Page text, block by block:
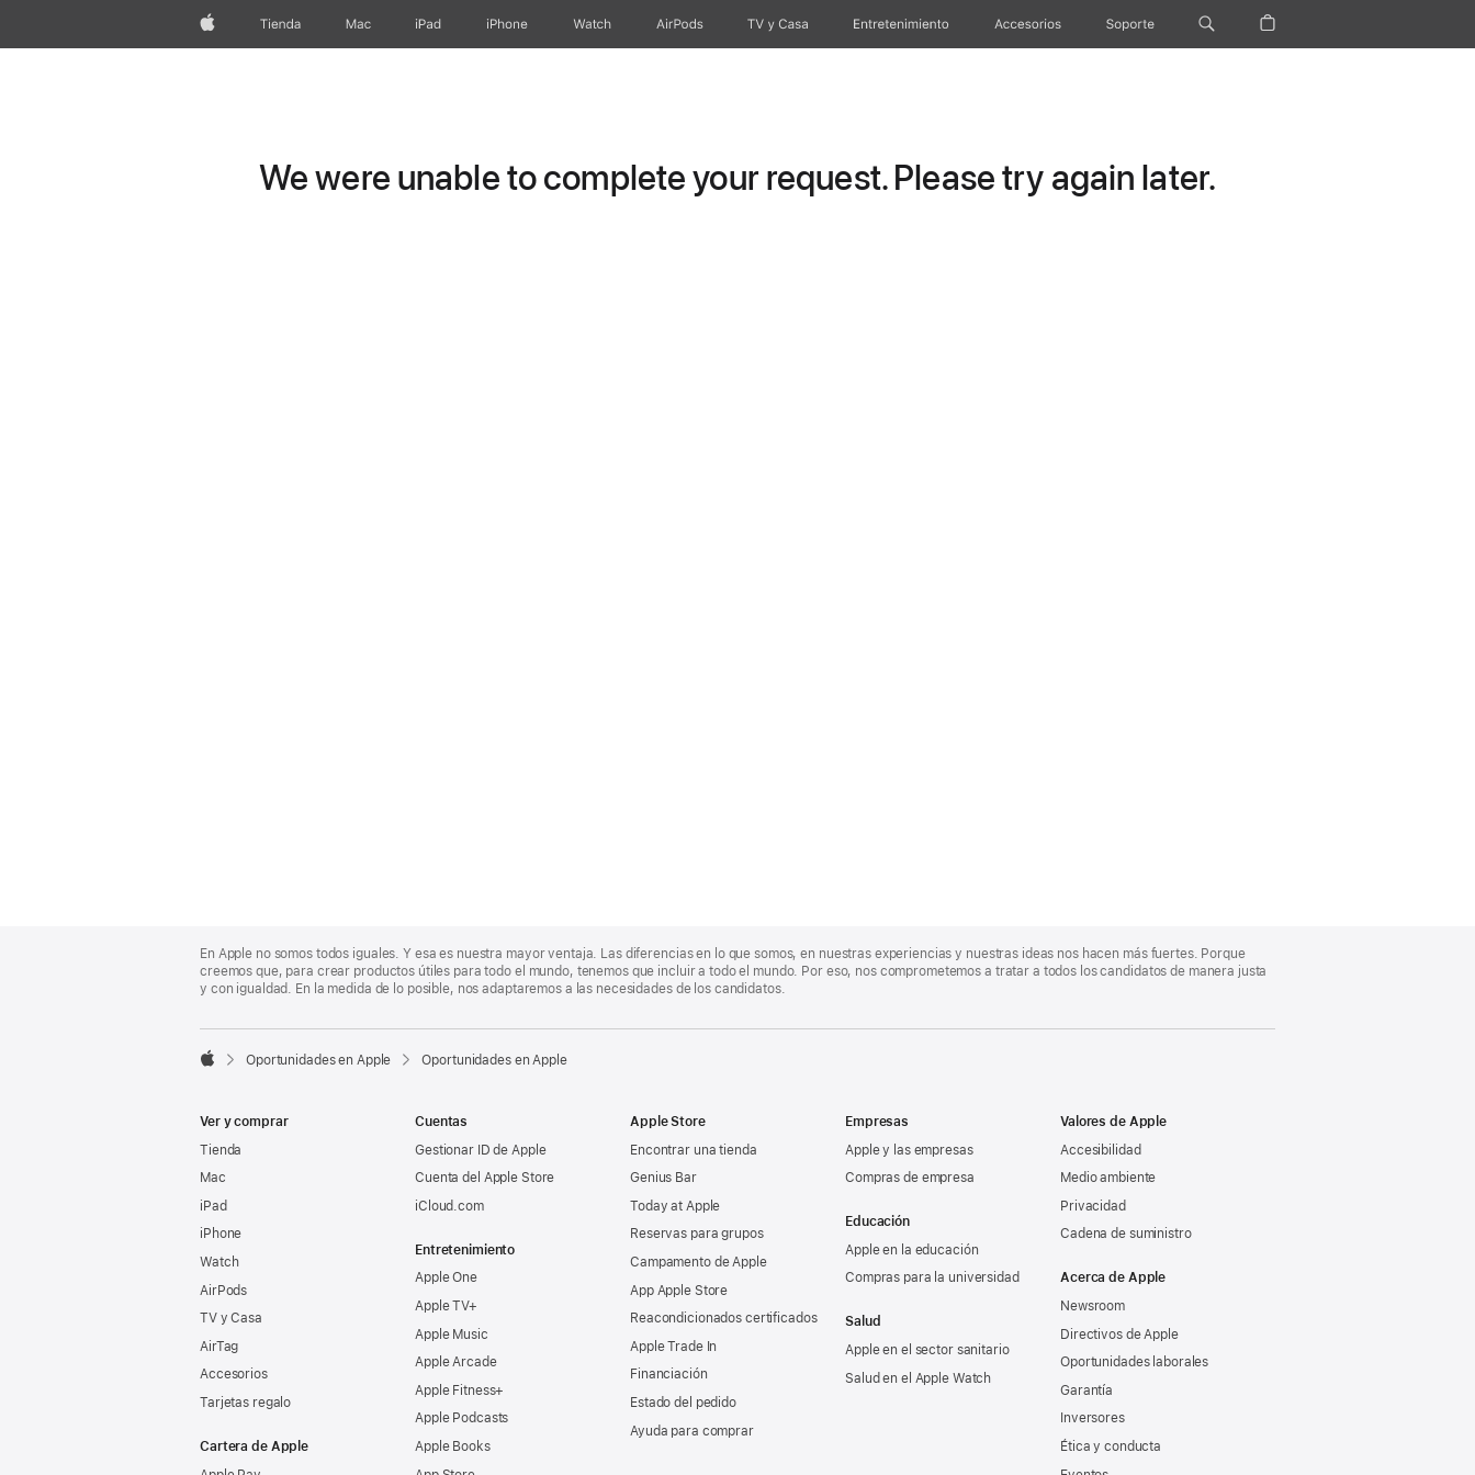
AppleTienda Mac iPad iPhone Watch AirPods TV y Casa Entretenimiento Accesorios Soporte
We were unable to complete your request. Please try again later.
Footer
En Apple no somos todos iguales. Y esa es nuestra mayor ventaja. Las diferencias en lo que somos, en nuestras experiencias y nuestras ideas nos hacen más fuertes. Porque
creemos que, para crear productos útiles para todo el mundo, tenemos que incluir a todo el mundo. Por eso, nos comprometemos a tratar a todos los candidatos de manera justa
y con igualdad. En la medida de lo posible, nos adaptaremos a las necesidades de los candidatos.

Oportunidades en Apple Oportunidades en Apple
Ver y comprar
Tienda
Mac
iPad
iPhone
Watch
AirPods
TV y Casa
AirTag
Accesorios
Tarjetas regalo
Cartera de Apple
Cuentas
Gestionar ID de Apple
Cuenta del Apple Store
iCloud.com
Entretenimiento
Apple One
Apple TV+
Apple Music
Apple Arcade
Apple Fitness+
Apple Podcasts
Apple Books
Apple Store
Encontrar una tienda
Genius Bar
Today at Apple
Reservas para grupos
Campamento de Apple
App Apple Store
Reacondicionados certificados
Apple Trade In
Financiación
Estado del pedido
Ayuda para comprar
Empresas
Apple y las empresas
Compras de empresa
Educación
Apple en la educación
Compras para la universidad
Salud
Apple en el sector sanitario
Salud en el Apple Watch
Valores de Apple
Accesibilidad
Medio ambiente
Privacidad
Cadena de suministro
Acerca de Apple
Newsroom
Directivos de Apple
Oportunidades laborales
Garantía
Inversores
Ética y conducta